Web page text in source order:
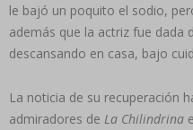
le bajó un poquito el sodio,
además que la actriz fue dada
descansando en casa, bajo
La noticia de su recuperación
admiradores de La Chilindrina